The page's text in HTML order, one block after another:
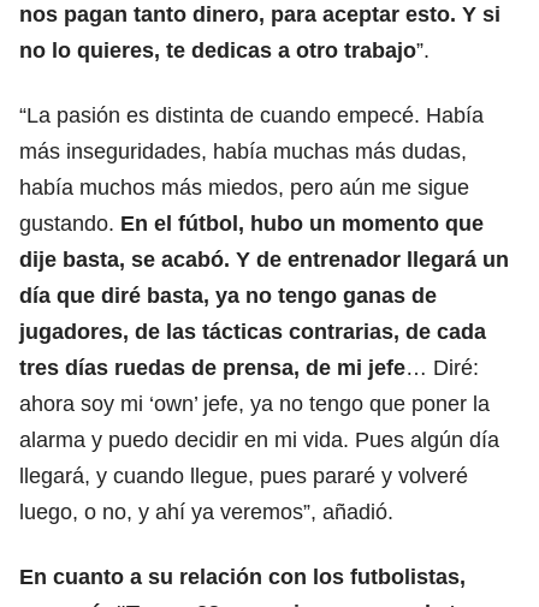
nos pagan tanto dinero, para aceptar esto. Y si
no lo quieres, te dedicas a otro trabajo”.
“La pasión es distinta de cuando empecé. Había
más inseguridades, había muchas más dudas,
había muchos más miedos, pero aún me sigue
gustando. En el fútbol, hubo un momento que
dije basta, se acabó. Y de entrenador llegará un
día que diré basta, ya no tengo ganas de
jugadores, de las tácticas contrarias, de cada
tres días ruedas de prensa, de mi jefe… Diré:
ahora soy mi ‘own’ jefe, ya no tengo que poner la
alarma y puedo decidir en mi vida. Pues algún día
llegará, y cuando llegue, pues pararé y volveré
luego, o no, y ahí ya veremos”, añadió.
En cuanto a su relación con los futbolistas,